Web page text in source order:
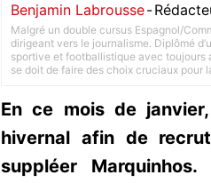
Benjamin Labrousse-
Malgré un double cursus Espagnol/
dirigeant vers le journalisme. Diplômé
sportive et footballistique avec toujours
se doit de faire des choix cruciaux pour
En ce mois de
hivernal afin de
suppléer